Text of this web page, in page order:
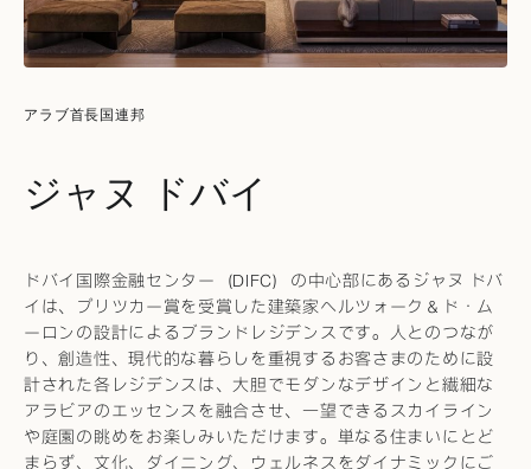
アラブ首長国連邦
ジャヌ ドバイ
ドバイ国際金融センター（DIFC）の中心部にあるジャヌ ドバ
イは、プリツカー賞を受賞した建築家ヘルツォーク＆ド・ム
ーロンの設計によるブランドレジデンスです。人とのつなが
り、創造性、現代的な暮らしを重視するお客さまのために設
計された各レジデンスは、大胆でモダンなデザインと繊細な
アラビアのエッセンスを融合させ、一望できるスカイライン
や庭園の眺めをお楽しみいただけます。単なる住まいにとど
まらず、文化、ダイニング、ウェルネスをダイナミックにご